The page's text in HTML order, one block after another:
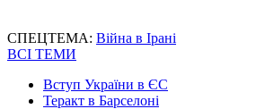
СПЕЦТЕМА: Війна в Ірані
ВСІ ТЕМИ
Вступ України в ЄС
Теракт в Барселоні